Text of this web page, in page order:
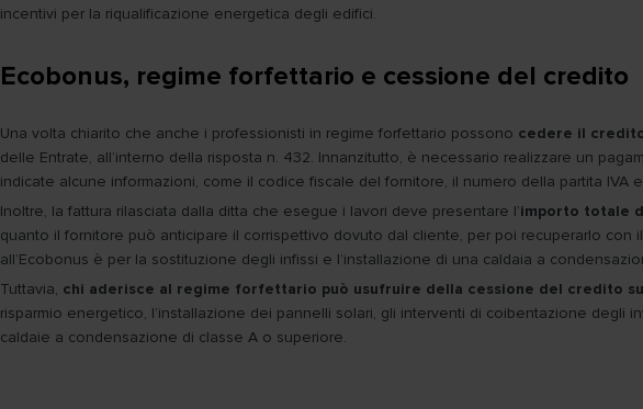
incentivi per la riqualificazione energetica degli edifici.
Ecobonus, regime forfettario e cessione del credito
Una volta chiarito che anche i professionisti in regime forfettario possono cedere il
delle Entrate, all’interno della risposta n. 432. Innanzitutto, è necessario realizzare un
indicate alcune informazioni, come il codice fiscale del fornitore, il numero della partita IVA
Inoltre, la fattura rilasciata dalla ditta che esegue i lavori deve presentare l’importo totale
quanto il fornitore può anticipare il corrispettivo dovuto dal cliente, per poi recuperarlo
all’Ecobonus è per la sostituzione degli infissi e l’installazione di una caldaia a
Tuttavia, chi aderisce al regime forfettario può usufruire della cessione del credito
risparmio energetico, l’installazione dei pannelli solari, gli interventi di coibentazione
caldaie a condensazione di classe A o superiore.